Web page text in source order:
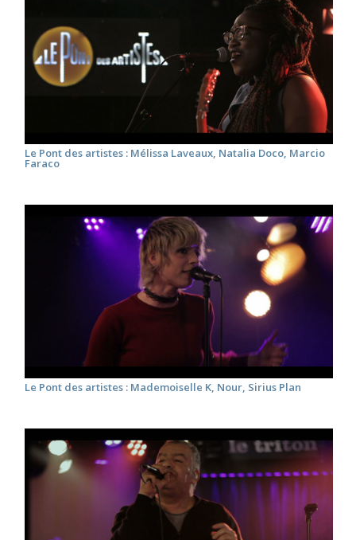
Le Pont des artistes : Mélissa Laveaux, Natalia Doco, Marcio
Faraco
Le Pont des artistes : Mademoiselle K, Nour, Sirius Plan